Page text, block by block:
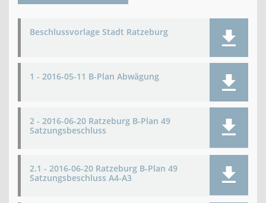
Beschlussvorlage Stadt Ratzeburg
1 - 2016-05-11 B-Plan Abwägung
2 - 2016-06-20 Ratzeburg B-Plan 49
Satzungsbeschluss
2.1 - 2016-06-20 Ratzeburg B-Plan 49
Satzungsbeschluss A4-A3